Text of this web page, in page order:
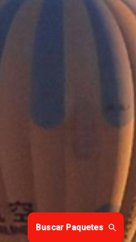
Buscar Paquetes